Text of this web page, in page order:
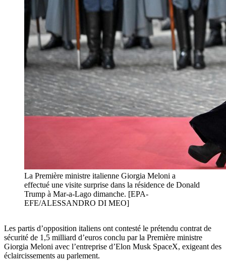
La Première ministre italienne Giorgia Meloni a
effectué une visite surprise dans la résidence de Donald
Trump à Mar-a-Lago dimanche. [EPA-
EFE/ALESSANDRO DI MEO]
Les partis d’opposition italiens ont contesté le prétendu contrat de
sécurité de 1,5 milliard d’euros conclu par la Première ministre
Giorgia Meloni avec l’entreprise d’Elon Musk SpaceX, exigeant des
éclaircissements au parlement.